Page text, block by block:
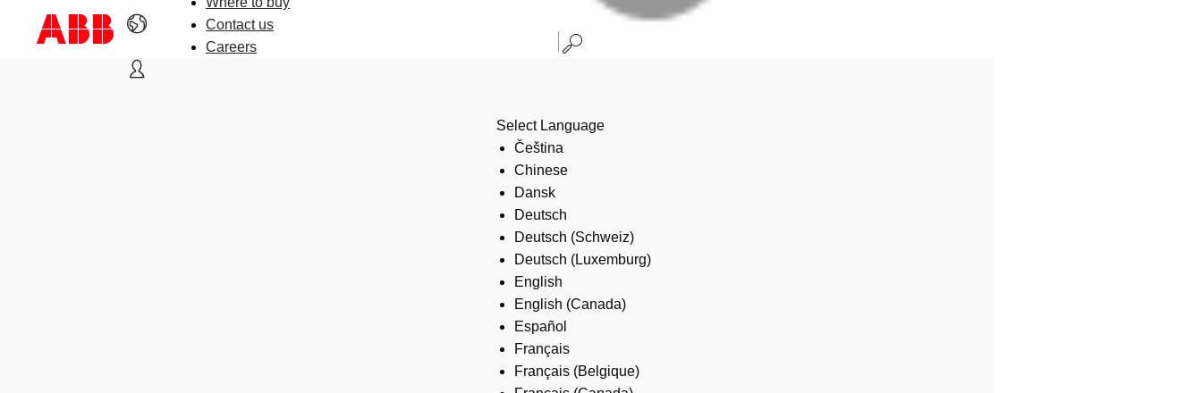
Contact us
Careers
Select Language
Čeština
Chinese
Dansk
Deutsch
Deutsch (Schweiz)
Deutsch (Luxemburg)
English
English (Canada)
Español
Français
Français (Belgique)